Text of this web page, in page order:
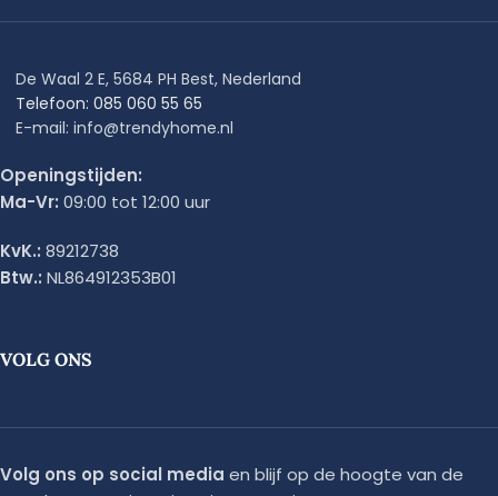
De Waal 2 E, 5684 PH Best, Nederland
Telefoon: 085 060 55 65
E-mail: info@trendyhome.nl
Openingstijden:
Ma-Vr: 09:00 tot 12:00 uur
KvK.: 89212738
Btw.: NL864912353B01
VOLG ONS
Volg ons op social media en blijf op de hoogte van de